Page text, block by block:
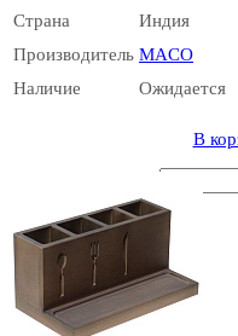
Страна
Индия
Производитель MACO
Наличие
Ожидается
В